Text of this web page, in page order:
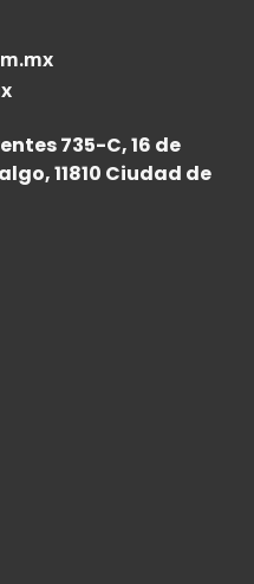
735-C, 16 de
11810 Ciudad de